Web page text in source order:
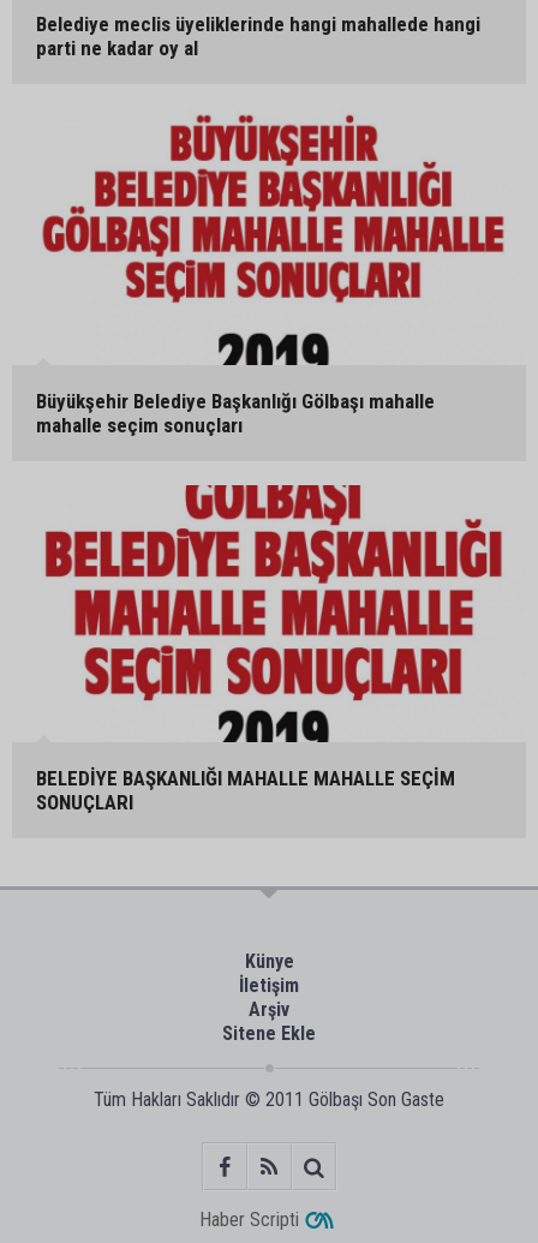
Belediye meclis üyeliklerinde hangi mahallede hangi
parti ne kadar oy al
Büyükşehir Belediye Başkanlığı Gölbaşı mahalle
mahalle seçim sonuçları
BELEDİYE BAŞKANLIĞI MAHALLE MAHALLE SEÇİM
SONUÇLARI
Künye
İletişim
Arşiv
Sitene Ekle
Tüm Hakları Saklıdır © 2011 Gölbaşı Son Gaste
Haber Scripti